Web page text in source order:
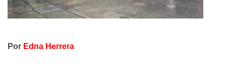
Por Edna Herrera